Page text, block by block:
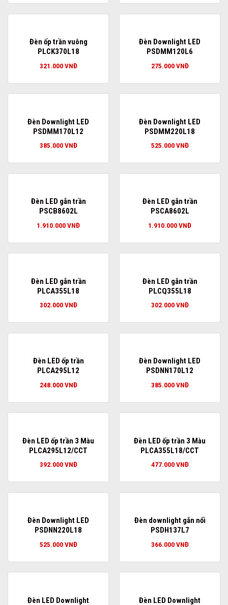
Đèn ốp trần vuông
PLCK370L18
321.000VNĐ
Đèn Downlight LED
PSDMM120L6
275.000VNĐ
Đèn Downlight LED
PSDMM170L12
385.000VNĐ
Đèn Downlight LED
PSDMM220L18
525.000VNĐ
Đèn LED gắn trần
PSCB8602L
1.910.000VNĐ
Đèn LED gắn trần
PSCA8602L
1.910.000VNĐ
Đèn LED gắn trần
PLCA355L18
302.000VNĐ
Đèn LED gắn trần
PLCQ355L18
302.000VNĐ
Đèn LED ốp trần
PLCA295L12
248.000VNĐ
Đèn Downlight LED
PSDNN170L12
385.000VNĐ
Đèn LED ốp trần 3 Màu
PLCA295L12/CCT
392.000VNĐ
Đèn LED ốp trần 3 Màu
PLCA355L18/CCT
477.000VNĐ
Đèn Downlight LED
PSDNN220L18
525.000VNĐ
Đèn downlight gắn nổi
PSDH137L7
366.000VNĐ
Đèn LED Downlight
Đèn LED Downlight